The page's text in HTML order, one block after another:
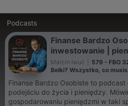
Podcasts
Finanse Bardzo
inwestowanie |
Marcin Iwuć
579 - FBO
Belki? Wszystko, co
Finanse Bardzo Osobiste to
podejściu do życia i pieniędzy.
gospodarowaniu pieniędzmi w taki